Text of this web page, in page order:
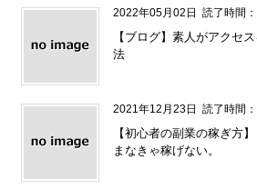
2022年05月02日 読了時間
【ブログ】素人がアクセ
法
2021年12月23日 読了時間
【初心者の副業の稼ぎ方
まなきゃ稼げない。